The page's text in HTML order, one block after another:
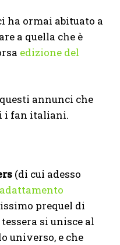
ha ormai abituato a
a quella che è
edizione del
annunci che
i fan italiani.
(di cui adesso
adattamento
prequel di
si unisce al
universo, e che